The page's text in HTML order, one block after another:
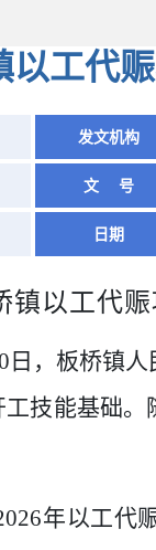
以工代
发文机构
文 号
日期
镇以工代
日，板桥镇
技能基础
年以工代